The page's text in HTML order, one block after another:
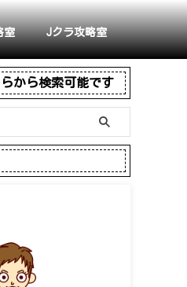
室 Jクラ攻略室
から検索可能です